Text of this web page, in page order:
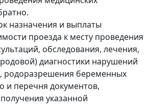
назначения и выплаты
проезда к месту проведения
обследования, лечения,
диагностики нарушений
родоразрешения беременных
перечня документов,
указанной